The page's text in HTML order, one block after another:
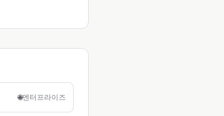
🌐엔터프라이즈